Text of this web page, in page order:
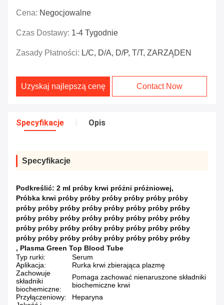
Cena: Negocjowalne
Czas Dostawy: 1-4 Tygodnie
Zasady Płatności: L/C, D/A, D/P, T/T, ZARZĄDEN
Uzyskaj najlepszą cenę Contact Now
Specyfikacje Opis
Specyfikacje
Podkreślić: 2 ml próby krwi próżni próżniowej,
Próbka krwi próby próby próby próby próby próby
próby próby próby próby próby próby próby próby
próby próby próby próby próby próby próby próby
próby próby próby próby próby próby próby próby
próby próby próby próby próby próby próby próby
, Plasma Green Top Blood Tube
Typ rurki:
Serum
Aplikacja:
Rurka krwi zbierająca plazmę
Zachowuje
składniki
biochemiczne:
Pomaga zachować nienaruszone składniki
biochemiczne krwi
Przyłączeniowy:
Heparyna